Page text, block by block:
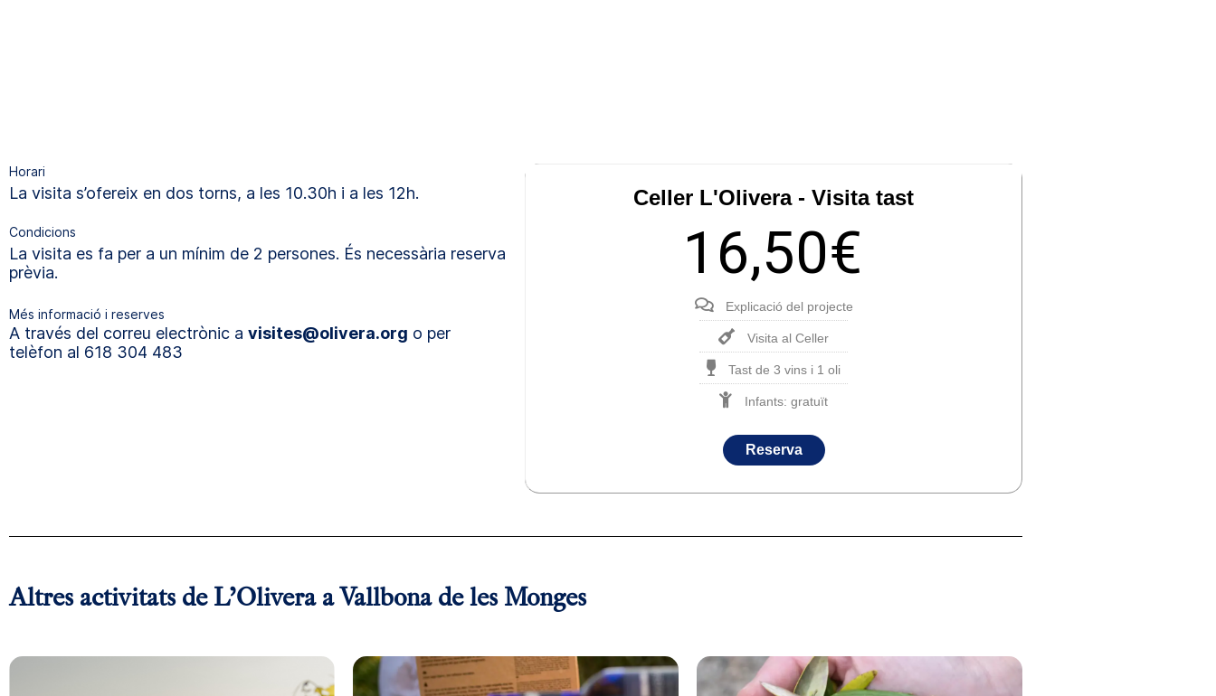
Horari
La visita s’ofereix en dos torns, a les 10.30h i a les 12h.
Condicions
La visita es fa per a un mínim de 2 persones. És necessària reserva
prèvia.
Més informació i reserves
A través del correu electrònic a visites@olivera.org o per
telèfon al 618 304 483
Celler L'Olivera - Visita tast
16,50€
Explicació del projecte
Visita al Celler
Tast de 3 vins i 1 oli
Infants: gratuït
Reserva
Altres activitats de L’Olivera a Vallbona de les Monges